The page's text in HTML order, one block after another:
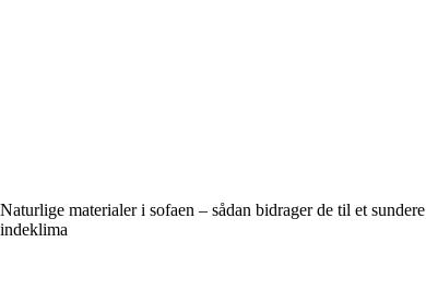
Naturlige materialer i sofaen – sådan bidrager de til et sundere
indeklima